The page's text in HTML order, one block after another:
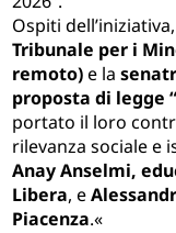
Ospiti dell’iniziativa,
Tribunale per i
remoto)e la
proposta di legge
portato il loro
rilevanza sociale e
Anay Anselmi,
Libera, e
Piacenza.«